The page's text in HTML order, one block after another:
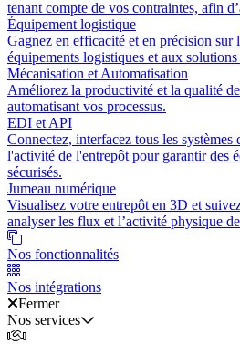
tenant compte de vos contraintes, afin
Équipement logistique
Gagnez en efficacité et en précision sur
équipements logistiques et aux
Mécanisation et Automatisation
Améliorez la productivité et la qualité
automatisant vos processus.
EDI et API
Connectez, interfacez tous les
l'activité de l'entrepôt pour garantir des
sécurisés.
Jumeau numérique
Visualisez votre entrepôt en 3D et
analyser les flux et l’activité physique
Nos fonctionnalités
Nos intégrations
Fermer
Nos services